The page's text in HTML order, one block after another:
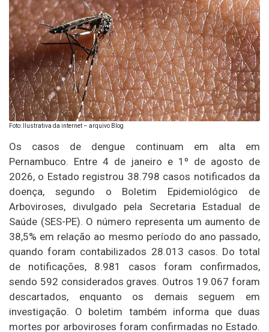
Foto: Ilustrativa da internet – arquivo Blog
Os casos de dengue continuam em alta em
Pernambuco. Entre 4 de janeiro e 1º de agosto de
2026, o Estado registrou 38.798 casos notificados da
doença, segundo o Boletim Epidemiológico de
Arboviroses, divulgado pela Secretaria Estadual de
Saúde (SES-PE). O número representa um aumento de
38,5% em relação ao mesmo período do ano passado,
quando foram contabilizados 28.013 casos. Do total
de notificações, 8.981 casos foram confirmados,
sendo 592 considerados graves. Outros 19.067 foram
descartados, enquanto os demais seguem em
investigação. O boletim também informa que duas
mortes por arboviroses foram confirmadas no Estado.